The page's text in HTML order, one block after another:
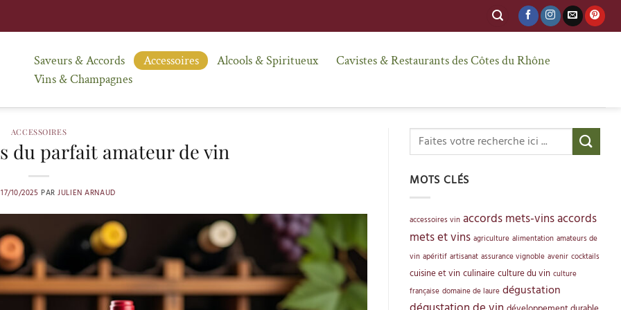
Saveurs & Accords Accessoires Alcools & Spiritueux
Cavistes & Restaurants des Côtes du Rhône
Vins & Champagnes
ACCESSOIRES
du parfait amateur de vin
17/10/2025 PARJULIEN ARNAUD
MOTS CLÉS
accessoires vin accords mets-vinsaccords
mets et vins agriculture alimentation amateurs de
vin apéritif artisanat assurance vignoble avenir cocktails
cuisine et vin culinaire culture du vin culture
française domaine de laure dégustation